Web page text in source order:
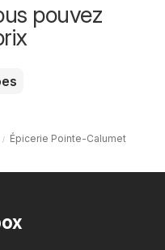
pouvez
Épicerie Pointe-Calumet